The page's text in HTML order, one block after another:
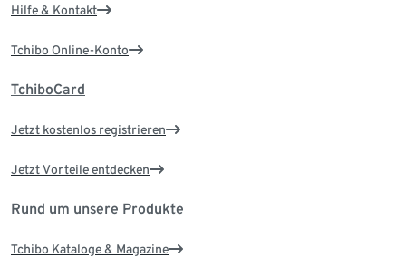
Hilfe & Kontakt
Tchibo Online-Konto
TchiboCard
Jetzt kostenlos registrieren
Jetzt Vorteile entdecken
Rund um unsere Produkte
Tchibo Kataloge & Magazine